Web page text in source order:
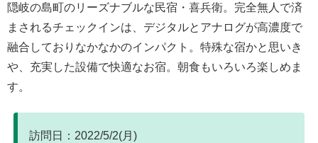
隠岐の島町のリーズナブルな民宿・喜兵衛。完全無人で済
まされるチェックインは、デジタルとアナログが高濃度で
融合しておりなかなかのインパクト。特殊な宿かと思いき
や、充実した設備で快適なお宿。朝食もいろいろ楽しめま
す。
訪問日：2022/5/2(月)